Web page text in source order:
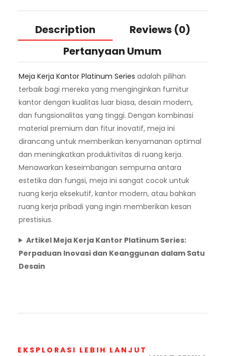
Description
Reviews (0)
Pertanyaan Umum
Meja Kerja Kantor Platinum Series adalah pilihan
terbaik bagi mereka yang menginginkan furnitur
kantor dengan kualitas luar biasa, desain modern,
dan fungsionalitas yang tinggi. Dengan kombinasi
material premium dan fitur inovatif, meja ini
dirancang untuk memberikan kenyamanan optimal
dan meningkatkan produktivitas di ruang kerja.
Menawarkan keseimbangan sempurna antara
estetika dan fungsi, meja ini sangat cocok untuk
ruang kerja eksekutif, kantor modern, atau bahkan
ruang kerja pribadi yang ingin memberikan kesan
prestisius.
Artikel Meja Kerja Kantor Platinum Series:
Perpaduan Inovasi dan Keanggunan dalam Satu
Desain
EKSPLORASI LEBIH LANJUT